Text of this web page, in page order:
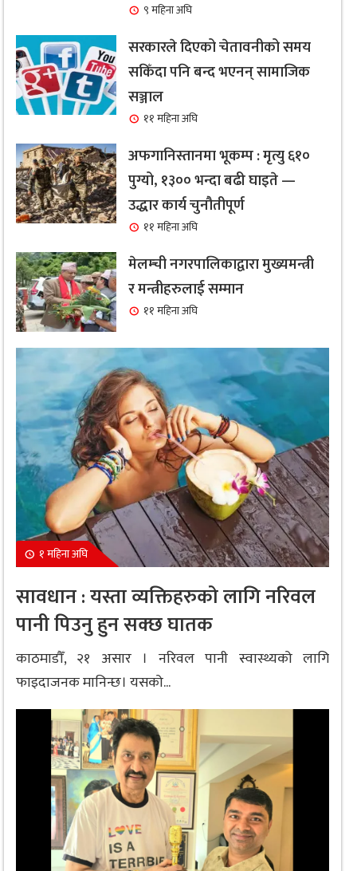
९ महिना अघि
सरकारले दिएको चेतावनीको समय
सकिँदा पनि बन्द भएनन् सामाजिक
सञ्जाल
११ महिना अघि
अफगानिस्तानमा भूकम्प : मृत्यु ६१०
पुग्यो, १३०० भन्दा बढी घाइते —
उद्धार कार्य चुनौतीपूर्ण
११ महिना अघि
मेलम्ची नगरपालिकाद्वारा मुख्यमन्त्री
र मन्त्रीहरुलाई सम्मान
११ महिना अघि
१ महिना अघि
सावधान : यस्ता व्यक्तिहरुको लागि नरिवल
पानी पिउनु हुन सक्छ घातक
काठमाडौँ, २१ असार । नरिवल पानी स्वास्थ्यको लागि
फाइदाजनक मानिन्छ। यसको...